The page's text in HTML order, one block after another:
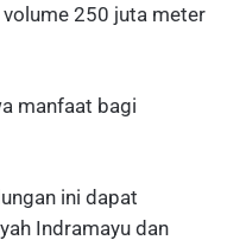
250 juta meter
manfaat bagi
ini dapat
Indramayu dan